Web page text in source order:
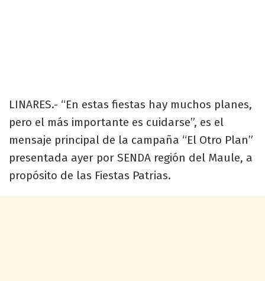
LINARES.- “En estas fiestas hay muchos planes,
pero el más importante es cuidarse”, es el
mensaje principal de la campaña “El Otro Plan”
presentada ayer por SENDA región del Maule, a
propósito de las Fiestas Patrias.